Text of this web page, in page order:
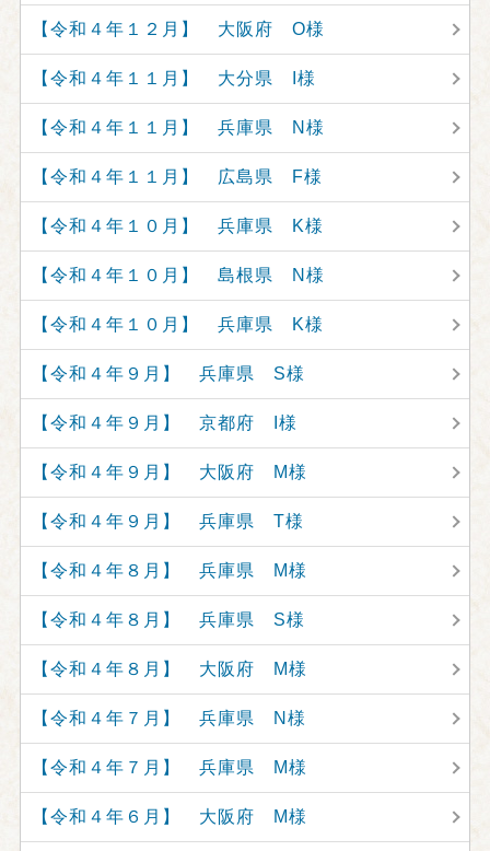
【令和４年１２月】 大阪府 O様
【令和４年１１月】 大分県 I様
【令和４年１１月】 兵庫県 N様
【令和４年１１月】 広島県 F様
【令和４年１０月】 兵庫県 K様
【令和４年１０月】 島根県 N様
【令和４年１０月】 兵庫県 K様
【令和４年９月】 兵庫県 S様
【令和４年９月】 京都府 I様
【令和４年９月】 大阪府 M様
【令和４年９月】 兵庫県 T様
【令和４年８月】 兵庫県 M様
【令和４年８月】 兵庫県 S様
【令和４年８月】 大阪府 M様
【令和４年７月】 兵庫県 N様
【令和４年７月】 兵庫県 M様
【令和４年６月】 大阪府 M様